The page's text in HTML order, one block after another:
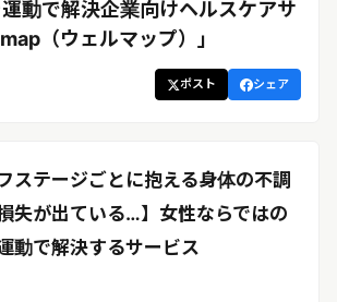
登録
ン
信する
動で解決企業向けヘルスケアサ
（ウェルマップ）」
ポスト シェア
ステージごとに抱える身体の不調
失が出ている…】 女性ならではの
動で解決するサービス